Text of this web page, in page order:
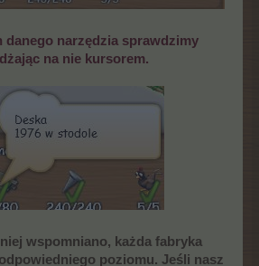
danego narzędzia sprawdzimy
na nie kursorem.
wspomniano, każda fabryka
poziomu. Jeśli nasz